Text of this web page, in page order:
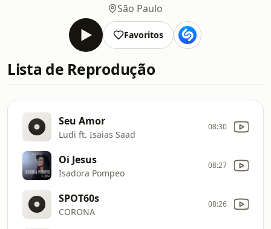
São Paulo
Favoritos
Lista de Reprodução
Seu Amor
Ludi ft. Isaias Saad
08:30
Oi Jesus
Isadora Pompeo
08:27
SPOT60s
CORONA
08:26